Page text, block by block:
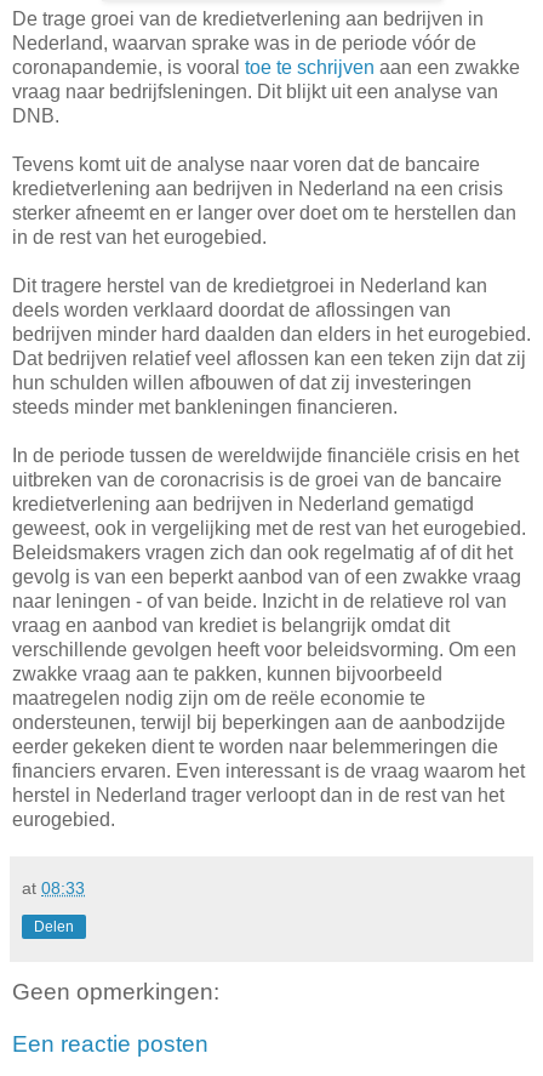
De trage groei van de kredietverlening aan bedrijven in
Nederland, waarvan sprake was in de periode vóór de
coronapandemie, is vooral toe te schrijven aan een zwakke
vraag naar bedrijfsleningen. Dit blijkt uit een analyse van
DNB.
Tevens komt uit de analyse naar voren dat de bancaire
kredietverlening aan bedrijven in Nederland na een crisis
sterker afneemt en er langer over doet om te herstellen dan
in de rest van het eurogebied.
Dit tragere herstel van de kredietgroei in Nederland kan
deels worden verklaard doordat de aflossingen van
bedrijven minder hard daalden dan elders in het eurogebied.
Dat bedrijven relatief veel aflossen kan een teken zijn dat zij
hun schulden willen afbouwen of dat zij investeringen
steeds minder met bankleningen financieren.
In de periode tussen de wereldwijde financiële crisis en het
uitbreken van de coronacrisis is de groei van de bancaire
kredietverlening aan bedrijven in Nederland gematigd
geweest, ook in vergelijking met de rest van het eurogebied.
Beleidsmakers vragen zich dan ook regelmatig af of dit het
gevolg is van een beperkt aanbod van of een zwakke vraag
naar leningen - of van beide. Inzicht in de relatieve rol van
vraag en aanbod van krediet is belangrijk omdat dit
verschillende gevolgen heeft voor beleidsvorming. Om een
zwakke vraag aan te pakken, kunnen bijvoorbeeld
maatregelen nodig zijn om de reële economie te
ondersteunen, terwijl bij beperkingen aan de aanbodzijde
eerder gekeken dient te worden naar belemmeringen die
financiers ervaren. Even interessant is de vraag waarom het
herstel in Nederland trager verloopt dan in de rest van het
eurogebied.
at 08:33
Delen
Geen opmerkingen:
Een reactie posten